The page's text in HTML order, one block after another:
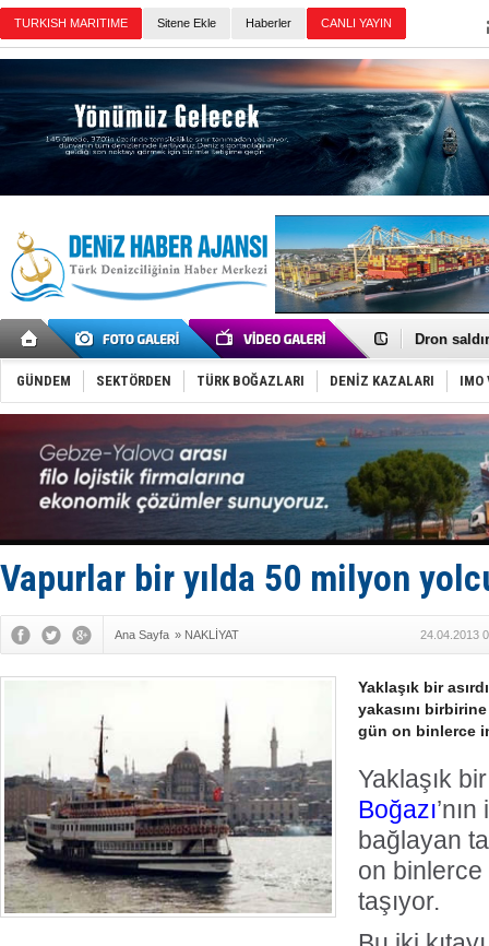
Sitene Ekle Haberler
Gemi
Dron
'REGAL 1'
Gemide 5
Yakıt
Rus
Tatil
Rusya,
Enejota
Denizcilik
Taksi
GÜNDEM SEKTÖRDEN TÜRK BOĞAZLARI DENİZ KAZALARI IMO
Vapurlar bir yılda 50 milyon
Ana Sayfa » NAKLİYAT 24.04.2013
Yaklaşık bir
yakasını
gün on binlerce
Yaklaşık
Boğazı
bağlayan
on binlerce
taşıyor.